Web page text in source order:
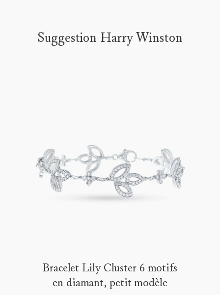
Suggestion Harry Winston
Bracelet Lily Cluster 6 motifs
en diamant, petit modèle